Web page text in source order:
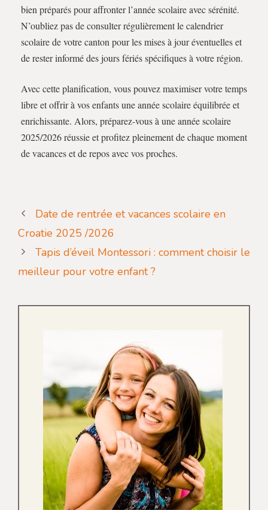
bien préparés pour affronter l’année scolaire avec sérénité.
N’oubliez pas de consulter régulièrement le calendrier
scolaire de votre canton pour les mises à jour éventuelles et
de rester informé des jours fériés spécifiques à votre région.
Avec cette planification, vous pouvez maximiser votre temps
libre et offrir à vos enfants une année scolaire équilibrée et
enrichissante. Alors, préparez-vous à une année scolaire
2025/2026 réussie et profitez pleinement de chaque moment
de vacances et de repos avec vos proches.
Date de rentrée et vacances scolaire en
Croatie 2025 /2026
Tapis d’éveil Montessori : comment choisir le
meilleur pour votre enfant ?